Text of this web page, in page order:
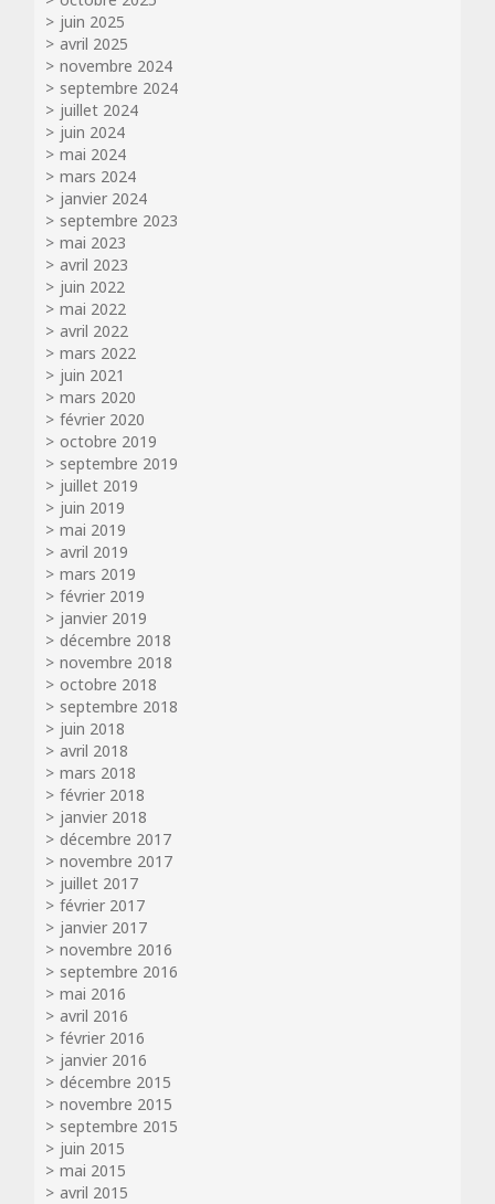
juin 2025
avril 2025
novembre 2024
septembre 2024
juillet 2024
juin 2024
mai 2024
mars 2024
janvier 2024
septembre 2023
mai 2023
avril 2023
juin 2022
mai 2022
avril 2022
mars 2022
juin 2021
mars 2020
février 2020
octobre 2019
septembre 2019
juillet 2019
juin 2019
mai 2019
avril 2019
mars 2019
février 2019
janvier 2019
décembre 2018
novembre 2018
octobre 2018
septembre 2018
juin 2018
avril 2018
mars 2018
février 2018
janvier 2018
décembre 2017
novembre 2017
juillet 2017
février 2017
janvier 2017
novembre 2016
septembre 2016
mai 2016
avril 2016
février 2016
janvier 2016
décembre 2015
novembre 2015
septembre 2015
juin 2015
mai 2015
avril 2015